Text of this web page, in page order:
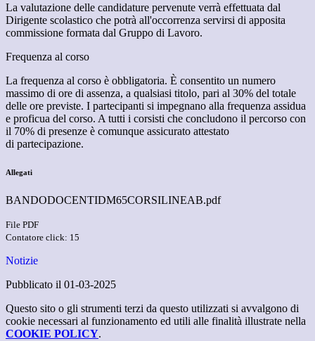
La valutazione delle candidature pervenute verrà effettuata dal
Dirigente scolastico che potrà all'occorrenza servirsi di apposita
commissione formata dal Gruppo di Lavoro.
Frequenza al corso
La frequenza al corso è obbligatoria. È consentito un numero
massimo di ore di assenza, a qualsiasi titolo, pari al 30% del totale
delle ore previste. I partecipanti si impegnano alla frequenza assidua
e proficua del corso. A tutti i corsisti che concludono il percorso con
il 70% di presenze è comunque assicurato attestato
di partecipazione.
Allegati
BANDODOCENTIDM65CORSILINEAB.pdf
File PDF
Contatore click: 15
Notizie
Pubblicato il 01-03-2025
Questo sito o gli strumenti terzi da questo utilizzati si avvalgono di
cookie necessari al funzionamento ed utili alle finalità illustrate nella
COOKIE POLICY.